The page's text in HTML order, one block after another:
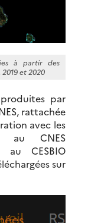
à partir des
2019 et 2020
par
rattachée
avec les
au CNES
au CESBIO
sur